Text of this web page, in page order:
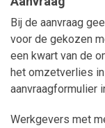
Bij de aanvraag
voor de gekozen
een kwart van de
het omzetverlies
aanvraagformulier
Werkgevers met